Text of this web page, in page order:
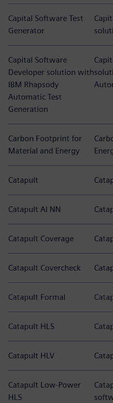
Capital Software Test
Generator
Capital Software
Developer solution with
IBM Rhapsody
Automatic Test
Generation
Carbon Footprint for
Material and Energy
Catapult
Catapult AI NN
Catapult Coverage
Catapult Covercheck
Catapult Formal
Catapult HLS
Catapult HLV
Catapult Low-Power
HLS